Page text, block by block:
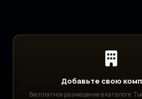
Добавьте свою
Бесплатное размещение в каталоге.